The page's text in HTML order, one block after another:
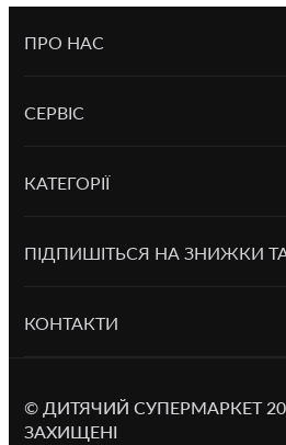
ПРО НАС
СЕРВІС
КАТЕГОРІЇ
ПІДПИШІТЬСЯ НА ЗНИЖКИ
КОНТАКТИ
© ДИТЯЧИЙ СУПЕРМАРКЕТ
ЗАХИЩЕНІ